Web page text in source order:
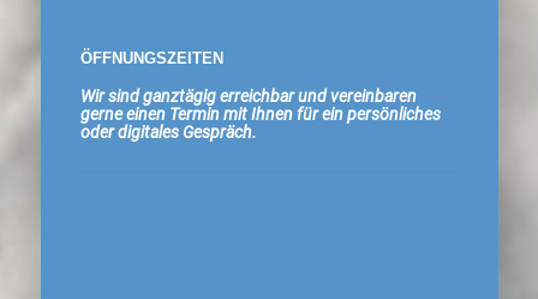
ÖFFNUNGSZEITEN
Wir sind ganztägig erreichbar und vereinbaren
gerne einen Termin mit Ihnen für ein persönliches
oder digitales Gespräch.